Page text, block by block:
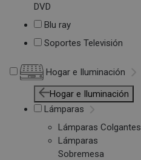
DVD
Blu ray
Soportes Televisión
Hogar e Iluminación
Hogar e Iluminación
Lámparas
Lámparas Colgantes
Lámparas
Sobremesa